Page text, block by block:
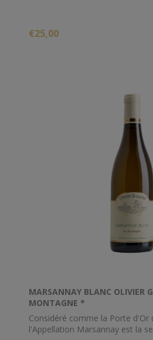
€25,00
MARSANNAY BLANC OLIVIER
MONTAGNE *
Considéré comme la Porte d'Or
l'Appellation Marsannay est la